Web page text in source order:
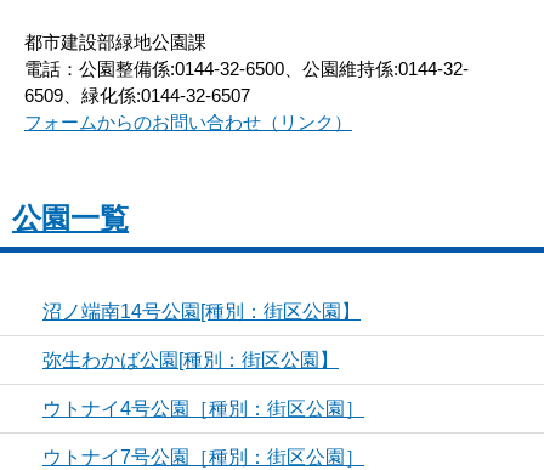
都市建設部緑地公園課
電話：公園整備係:0144-32-6500、公園維持係:0144-32-
6509、緑化係:0144-32-6507
フォームからのお問い合わせ（リンク）
公園一覧
沼ノ端南14号公園[種別：街区公園】
弥生わかば公園[種別：街区公園】
ウトナイ4号公園［種別：街区公園］
ウトナイ7号公園［種別：街区公園］